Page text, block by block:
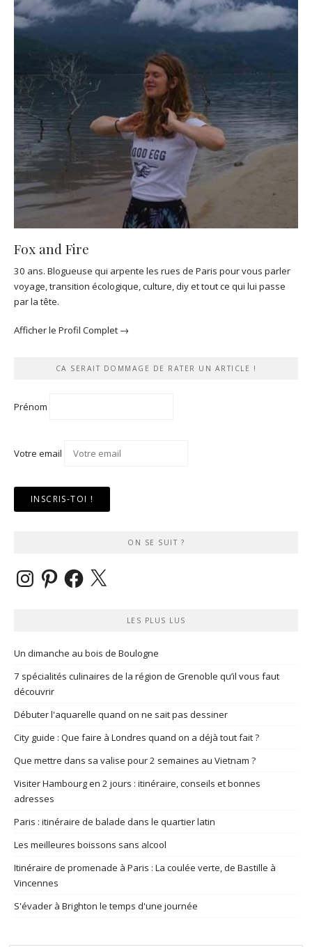
Fox and Fire
30 ans. Blogueuse qui arpente les rues de Paris pour vous parler
voyage, transition écologique, culture, diy et tout ce qui lui passe
par la tête.
Afficher le Profil Complet →
CA SERAIT DOMMAGE DE RATER UN ARTICLE !
Prénom
Votre email
ON SE SUIT ?
InstagramPinterestFacebook
X
LES PLUS LUS
Un dimanche au bois de Boulogne
7 spécialités culinaires de la région de Grenoble qu’il vous faut
découvrir
Débuter l'aquarelle quand on ne sait pas dessiner
City guide : Que faire à Londres quand on a déjà tout fait ?
Que mettre dans sa valise pour 2 semaines au Vietnam ?
Visiter Hambourg en 2 jours : itinéraire, conseils et bonnes
adresses
Paris : itinéraire de balade dans le quartier latin
Les meilleures boissons sans alcool
Itinéraire de promenade à Paris : La coulée verte, de Bastille à
Vincennes
S'évader à Brighton le temps d'une journée